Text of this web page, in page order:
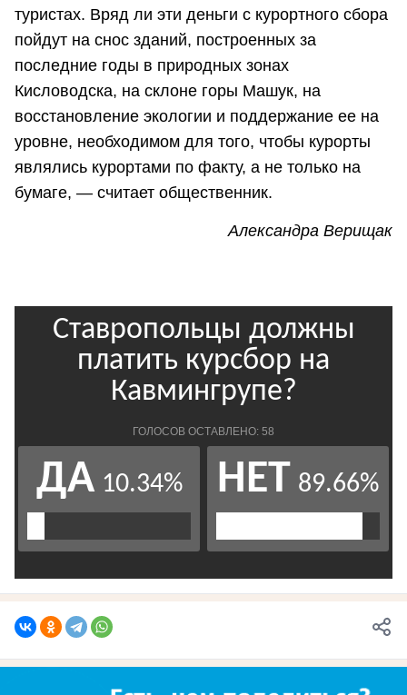
туристах. Вряд ли эти деньги с курортного сбора
пойдут на снос зданий, построенных за
последние годы в природных зонах
Кисловодска, на склоне горы Машук, на
восстановление экологии и поддержание ее на
уровне, необходимом для того, чтобы курорты
являлись курортами по факту, а не только на
бумаге, — считает общественник.
Александра Верищак